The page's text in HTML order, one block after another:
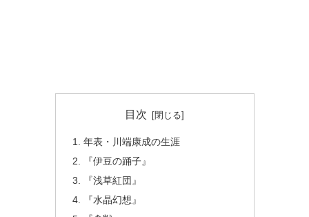
目次
年表・川端康成の生涯
『伊豆の踊子』
『浅草紅団』
『水晶幻想』